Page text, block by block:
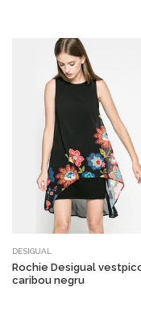
DESIGUAL
Rochie Desigual
caribou negru